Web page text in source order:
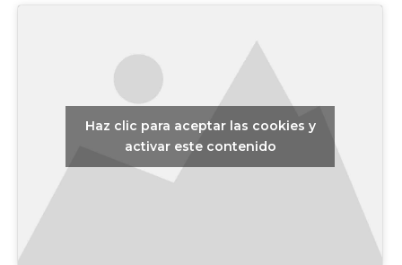
Haz clic para aceptar las cookies y
activar este contenido